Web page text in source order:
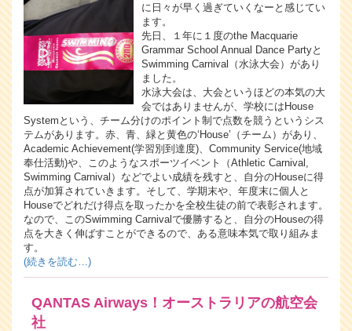
に日々が早く過ぎていくなーと感じてい
ます。
先日、１年に１度のthe Macquarie
Grammar School Annual Dance Partyと
Swimming Carnival（水泳大会）があり
ました。
水泳大会は、大会というほどの本気の大
会ではありませんが、学校にはHouse
Systemという、チーム分けのポイント制で点数を競うというシス
テムがあります。赤、青、緑と黄色の‘House’（チーム）があり、
Academic Achievement(学習別到達度)、Community Service(地域
奉仕活動)や、このようなスポーツイベント（Athletic Carnival,
Swimming Carnival）などでよい成績を残すと、自分のHouseに得
点が加算されていきます。そして、学期末や、年度末に個人と
Houseでどれだけ得点を取ったかを全校生徒の前で表彰されます。
なので、このSwimming Carnivalで優勝すると、自分のHouseの得
点を大きく伸ばすことができるので、ある意味本気で取り組みま
す。
(続きを読む…)
QANTAS Airways！オーストラリアの航空会
社